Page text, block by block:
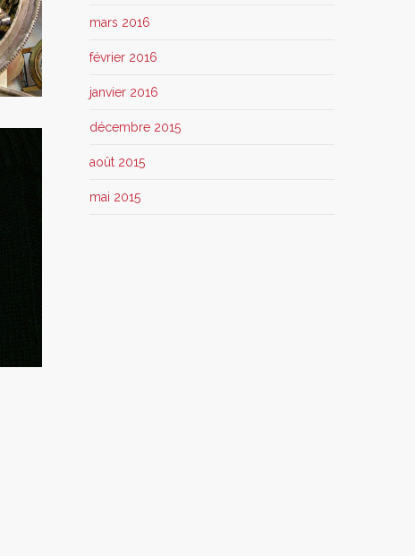
mars 2016
février 2016
janvier 2016
décembre 2015
août 2015
mai 2015